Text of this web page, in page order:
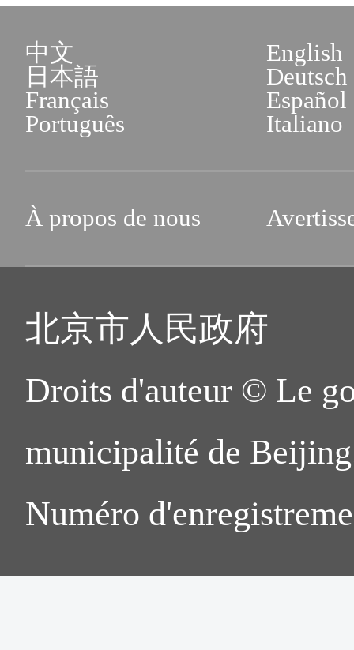
中文
English
日本語
Deutsch
Français
Español
Português
Italiano
À propos de nous
北京市人民政府
Droits d'auteur © Le
municipalité de
Numéro